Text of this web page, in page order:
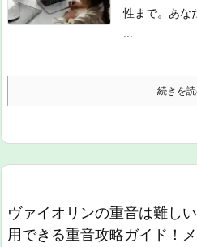
性まで。あな
...
続きを
ヴァイオリンの重音は難し
用できる重音攻略ガイド！